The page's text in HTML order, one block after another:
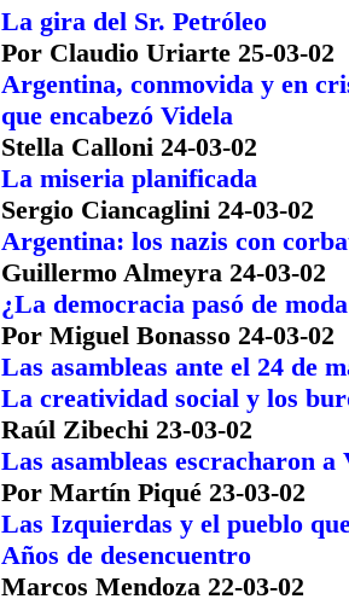
La gira del Sr. Petróleo
Por Claudio Uriarte 25-03-02
Argentina, conmovida y en
que encabezó Videla
Stella Calloni 24-03-02
La miseria planificada
Sergio Ciancaglini 24-03-02
Argentina: los nazis con
Guillermo Almeyra 24-03-02
¿La democracia pasó de
Por Miguel Bonasso 24-03-02
Las asambleas ante el 24 de
La creatividad social y los
Raúl Zibechi 23-03-02
Las asambleas escracharon
Por Martín Piqué 23-03-02
Las Izquierdas y el pueblo
Años de desencuentro
Marcos Mendoza 22-03-02